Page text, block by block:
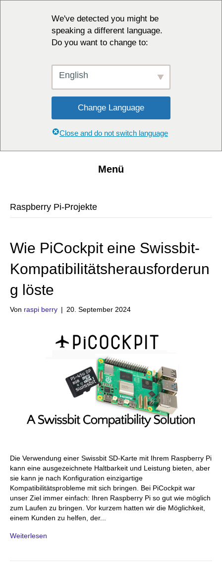
We've detected you might be
speaking a different language.
Do you want to change to:
English
Change Language
Close and do not switch language
Menü
Raspberry Pi-Projekte
Wie PiCockpit eine Swissbit-
Kompatibilitätsherausforderun
g löste
Von raspi berry | 20. September 2024
Die Verwendung einer Swissbit SD-Karte mit Ihrem Raspberry Pi
kann eine ausgezeichnete Haltbarkeit und Leistung bieten, aber
sie kann je nach Konfiguration einzigartige
Kompatibilitätsprobleme mit sich bringen. Bei PiCockpit war
unser Ziel immer einfach: Ihren Raspberry Pi so gut wie möglich
zum Laufen zu bringen. Vor kurzem hatten wir die Möglichkeit,
einem Kunden zu helfen, der...
Weiterlesen